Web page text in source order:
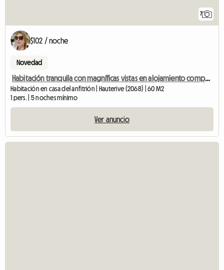
7
$102 / noche
Novedad
Habitación tranquila con magníficas vistas en alojamiento compartido.
Habitación en casa del anfitrión | Hauterive (2068) | 60 M2
1 pers. | 5 noches mínimo
Ver anuncio